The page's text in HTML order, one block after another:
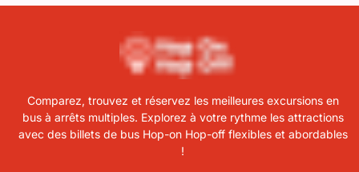
Comparez, trouvez et réservez les meilleures excursions en
bus à arrêts multiples. Explorez à votre rythme les attractions
avec des billets de bus Hop-on Hop-off flexibles et abordables
!